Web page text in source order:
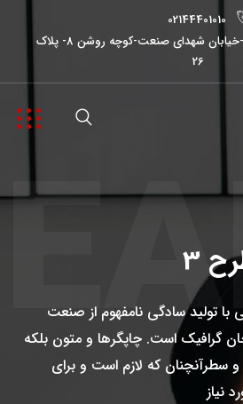
02144401010
تهران-شهرستان بهارستان-خیابان شهدای صنعت-کوچه روشن 8- پلاک
26
3
تولید سادگی نامفهوم از صنعت
گرافیک است. چاپگرها و متون بلکه
سطرآنچنان که لازم است و برای
نیاز